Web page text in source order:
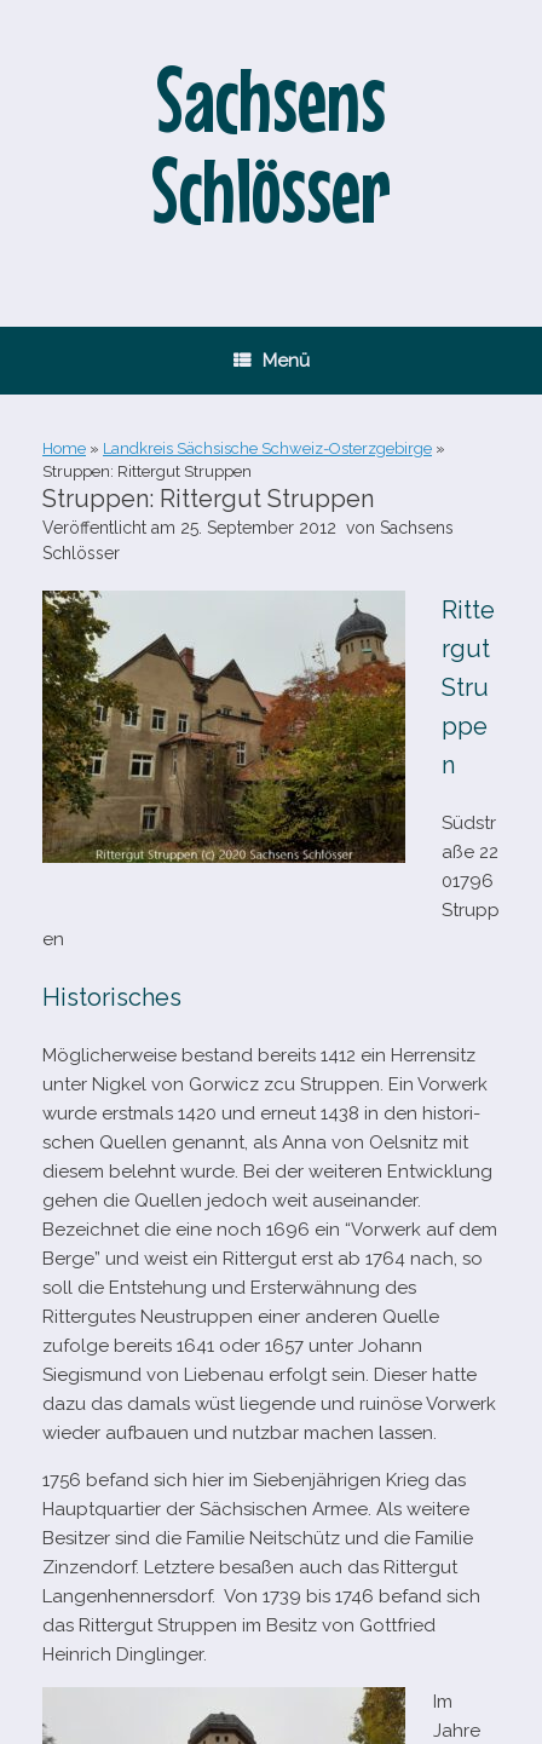
Sachsens
Schlösser
Menü
Home » Landkreis Sächsische Schweiz-Osterzgebirge »
Struppen: Rittergut Struppen
Struppen: Rittergut Struppen
Veröffentlicht am 25. September 2012 von Sachsens
Schlösser
Ritte
rgut
Stru
ppe
n
Südstr
aße 22
01796
Strupp
en
Historisches
Möglicherweise bestand bereits 1412 ein Herrensitz
unter Nigkel von Gorwicz zcu Struppen. Ein Vorwerk
wurde erst­mals 1420 und erneut 1438 in den his­to­ri­
schen Quellen genannt, als Anna von Oelsnitz mit
die­sem belehnt wurde. Bei der wei­te­ren Entwicklung
gehen die Quellen jedoch weit aus­ein­an­der.
Bezeichnet die eine noch 1696 ein “Vorwerk auf dem
Berge” und weist ein Rittergut erst ab 1764 nach, so
soll die Entstehung und Ersterwähnung des
Rittergutes Neustruppen einer ande­ren Quelle
zufolge bereits 1641 oder 1657 unter Johann
Siegismund von Liebenau erfolgt sein. Dieser hatte
dazu das damals wüst lie­gende und rui­nöse Vorwerk
wie­der auf­bauen und nutz­bar machen lassen.
1756 befand sich hier im Siebenjährigen Krieg das
Hauptquartier der Sächsischen Armee. Als wei­tere
Besitzer sind die Familie Neitschütz und die Familie
Zinzendorf. Letztere besa­ßen auch das Rittergut
Langenhennersdorf. Von 1739 bis 1746 befand sich
das Rittergut Struppen im Besitz von Gottfried
Heinrich Dinglinger.
Im
Jahre